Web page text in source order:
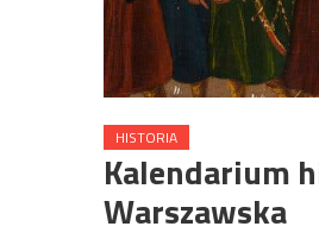
HISTORIA
Kalendarium
Warszawska